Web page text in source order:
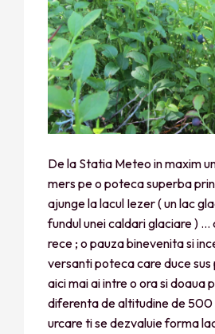
De la Statia Meteo in maxim
mers pe o poteca superba
ajunge la lacul Iezer ( un lac
fundul unei caldari glaciare ) …
rece ; o pauza binevenita si
versanti poteca care duce sus
aici mai ai intre o ora si doaua
diferenta de altitudine de 500
urcare ti se dezvaluie forma